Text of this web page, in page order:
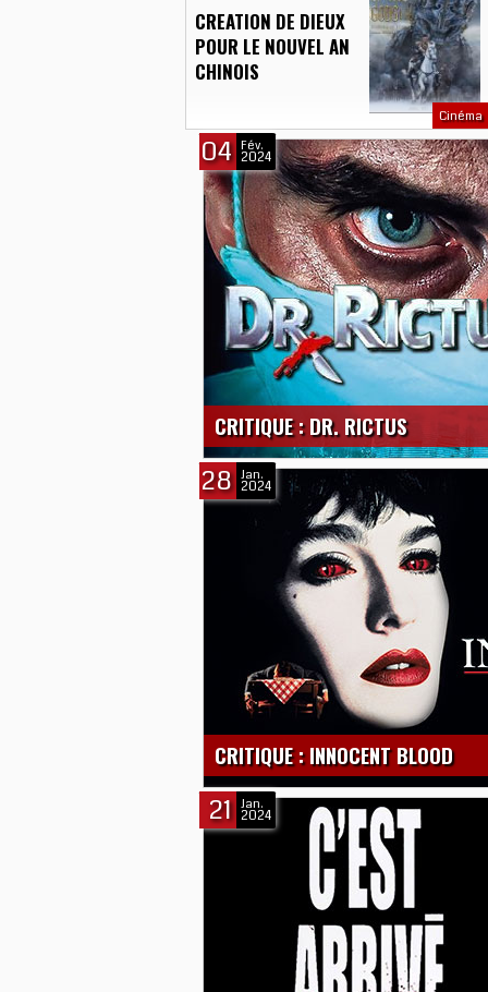
CREATION DE DIEUX
POUR LE NOUVEL AN
CHINOIS
Cinéma
CRITIQUE : DR. RICTUS
04 Fév.
2024
CRITIQUE : INNOCENT BLOOD
28 Jan.
2024
21 Jan.
2024